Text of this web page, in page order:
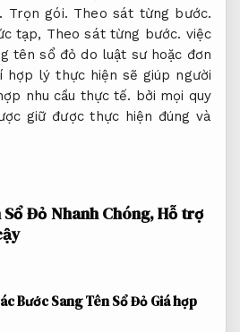
Trọn gói. Theo sát từng bước.
tạp, Theo sát từng bước. việc
tên sổ đỏ do luật sư hoặc đơn
hợp lý thực hiện sẽ giúp người
nhu cầu thực tế. bởi mọi quy
giữ được thực hiện đúng và
Đỏ Nhanh Chóng,Hỗ trợ
Bước Sang Tên Sổ ĐỏGiá hợp